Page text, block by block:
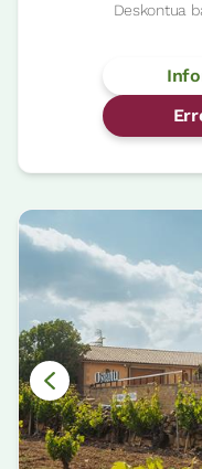
Deskontua